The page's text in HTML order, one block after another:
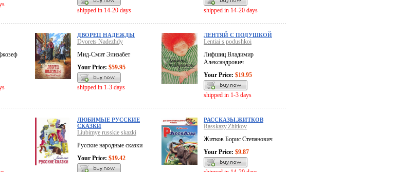
shipped in 14-20 days shipped in 14-20 days
ДВОРЕЦ НАДЕЖДЫ
Dvorets Nadezhdy
Мид-Смит Элизабет
Your Price: $59.95
shipped in 1-3 days
ЛЕНТЯЙ С ПОДУШКОЙ
Lentiai s podushkoi
Лифшиц Владимир
Александрович
Your Price: $19.95
shipped in 1-3 days
ЛЮБИМЫЕ РУССКИЕ
СКАЗКИ
Liubimye russkie skazki
Русские народные сказки
Your Price: $19.42
РАССКАЗЫ.ЖИТКОВ
Rasskazy.Zhitkov
Житков Борис Степанович
Your Price: $9.87